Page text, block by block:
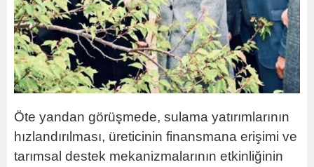
Öte yandan görüşmede, sulama yatırımlarının
hızlandırılması, üreticinin finansmana erişimi ve
tarımsal destek mekanizmalarının etkinliğinin